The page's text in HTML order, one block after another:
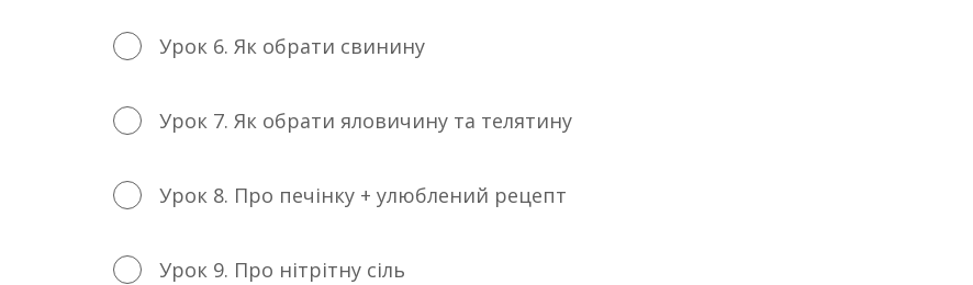
Урок 6. Як обрати свинину
Урок 7. Як обрати яловичину та телятину
Урок 8. Про печінку + улюблений рецепт
Урок 9. Про нітрітну сіль